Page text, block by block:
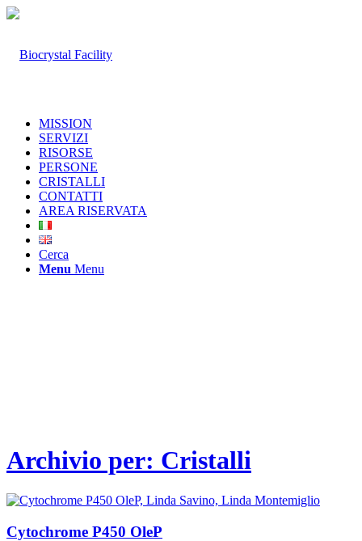
MISSION
SERVIZI
RISORSE
PERSONE
CRISTALLI
CONTATTI
AREA RISERVATA
Cerca
Menu Menu
Archivio per: Cristalli
Cytochrome P450 OleP